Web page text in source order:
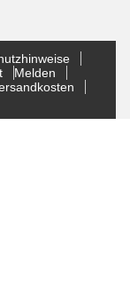
Melden